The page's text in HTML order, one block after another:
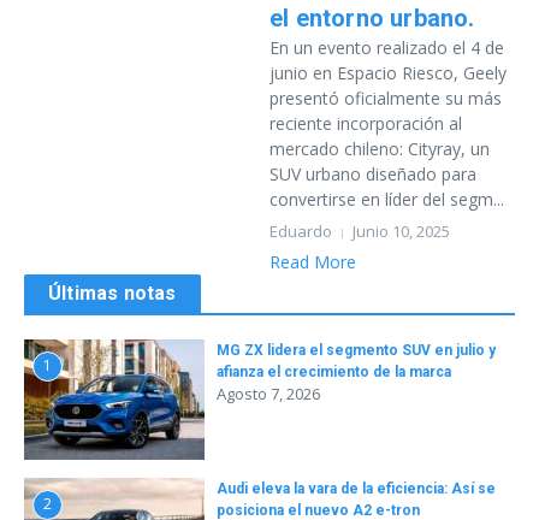
el entorno urbano.
En un evento realizado el 4 de
junio en Espacio Riesco, Geely
presentó oficialmente su más
reciente incorporación al
mercado chileno: Cityray, un
SUV urbano diseñado para
convertirse en líder del segm...
Eduardo Junio 10, 2025
Read More
Últimas notas
1
MG ZX lidera el segmento SUV en julio y
afianza el crecimiento de la marca
Agosto 7, 2026
2
Audi eleva la vara de la eficiencia: Así se
posiciona el nuevo A2 e-tron